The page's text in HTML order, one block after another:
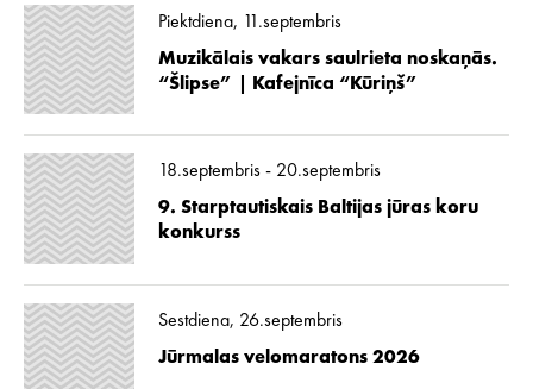
Piektdiena, 11.septembris
Muzikālais vakars saulrieta noskaņās.
“Šlipse” | Kafejnīca “Kūriņš”
18.septembris - 20.septembris
9. Starptautiskais Baltijas jūras koru
konkurss
Sestdiena, 26.septembris
Jūrmalas velomaratons 2026